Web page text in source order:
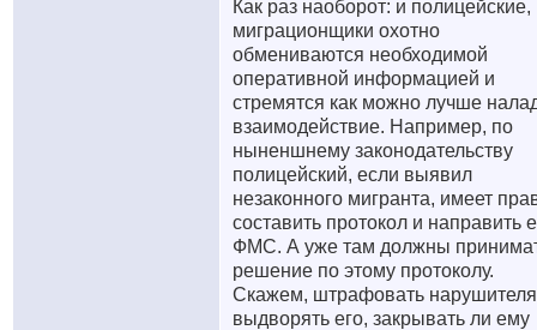
Как раз наоборот: и полицейские,
миграционщики охотно
обмениваются необходимой
оперативной информацией и
стремятся как можно лучше
взаимодействие. Например, по
ныненшнему законодательству
полицейский, если выявил
незаконного мигранта, имеет
составить протокол и направить
ФМС. А уже там должны
решение по этому протоколу.
Скажем, штрафовать
выдворять его, закрывать ли ему